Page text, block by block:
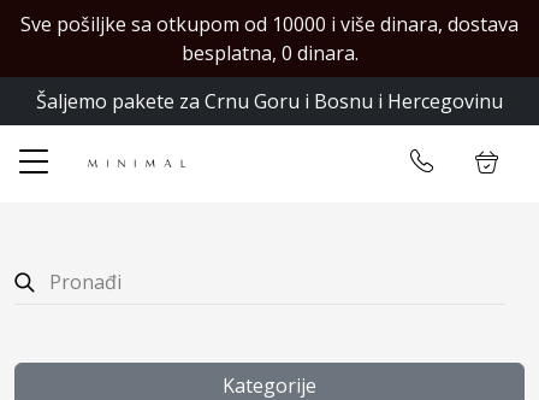
Sve pošiljke sa otkupom od 10000 i više dinara, dostava
besplatna, 0 dinara.
Šaljemo pakete za Crnu Goru i Bosnu i Hercegovinu
Početna
Ulogujte se
Kategorije